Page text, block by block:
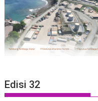
Edisi 32